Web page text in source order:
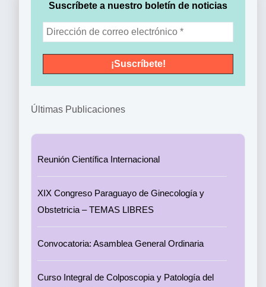
Suscríbete a nuestro boletín de noticias
Últimas Publicaciones
Reunión Científica Internacional
XIX Congreso Paraguayo de Ginecología y
Obstetricia – TEMAS LIBRES
Convocatoria: Asamblea General Ordinaria
Curso Integral de Colposcopia y Patología del